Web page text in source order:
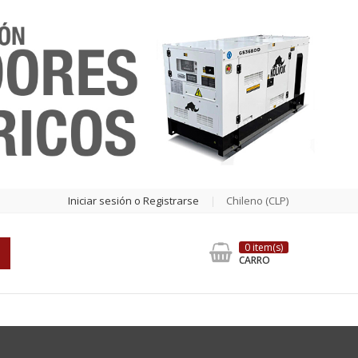
Iniciar sesión o Registrarse Chileno (CLP)
0 item(s)
CARRO